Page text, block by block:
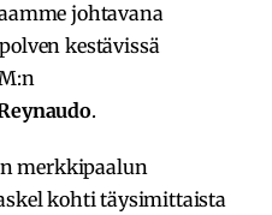
johtavana
kestävissä
.
merkkipaalun
kohti täysimittaista